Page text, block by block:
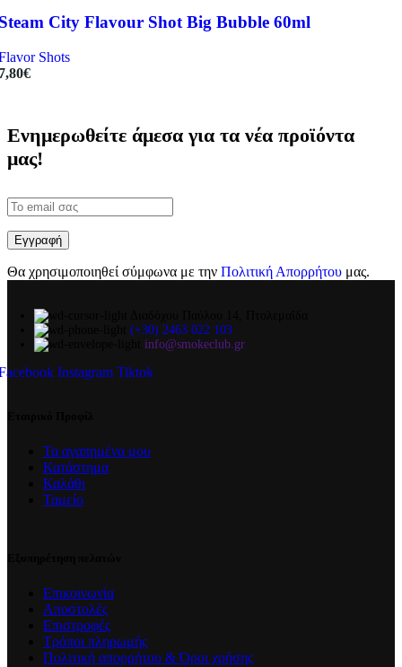
City Flavour Shot Big Bubble 60ml
Shots
€
Ενημερωθείτε άμεσα για τα νέα προϊόντα
μας!
Θα χρησιμοποιηθεί σύμφωνα με την Πολιτική Απορρήτου μας.
(+30) 2463 022 103
info@smokeclub.gr
Instagram Tiktok
Τα αγαπημένα μου
Κατάστημα
Καλάθι
Ταμείο
Επικοινωνία
Αποστολές
Επιστροφές
Τρόποι πληρωμής
Πολιτική απορρήτου & Όροι χρήσης